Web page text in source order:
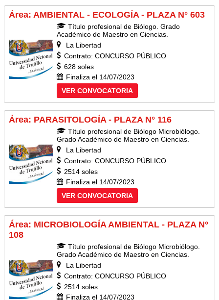
Área: AMBIENTAL - ECOLOGÍA - PLAZA N° 603
Título profesional de Biólogo. Grado
Académico de Maestro en Ciencias.
La Libertad
Contrato: CONCURSO PÚBLICO
628 soles
Finaliza el 14/07/2023
VER CONVOCATORIA
Área: PARASITOLOGÍA - PLAZA N° 116
Título profesional de Biólogo Microbiólogo.
Grado Académico de Maestro en Ciencias.
La Libertad
Contrato: CONCURSO PÚBLICO
2514 soles
Finaliza el 14/07/2023
VER CONVOCATORIA
Área: MICROBIOLOGÍA AMBIENTAL - PLAZA N°
108
Título profesional de Biólogo Microbiólogo.
Grado Académico de Maestro en Ciencias.
La Libertad
Contrato: CONCURSO PÚBLICO
2514 soles
Finaliza el 14/07/2023